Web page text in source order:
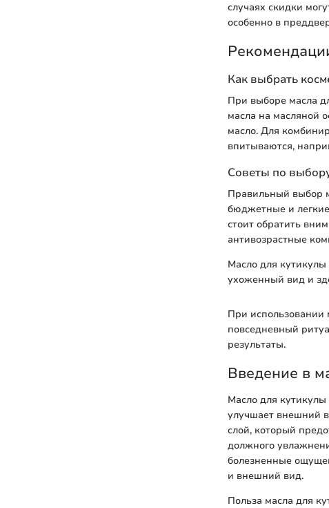
случаях скидки
особенно в
Как выбрать
При выборе масла
масла на масляной
масло. Для
впитываются,
Советы по
Правильный выбор
бюджетные и
стоит обратить
антивозрастные
Масло для
ухоженный вид и
При использовании
повседневный
результаты.
Введение в
Масло для кутикулы
улучшает внешний
слой, который
должного
болезненные
и внешний вид.
Польза масла для